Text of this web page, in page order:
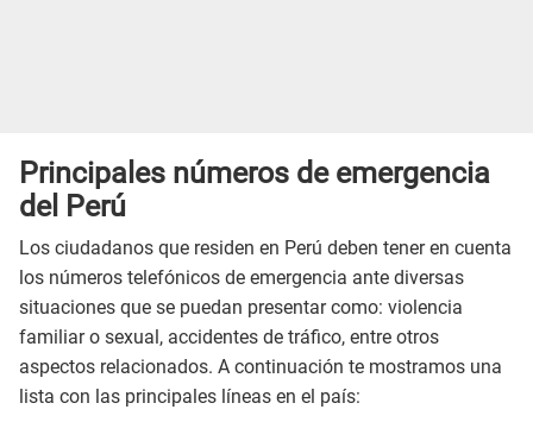
Principales números de emergencia
del Perú
Los ciudadanos que residen en Perú deben tener en cuenta
los números telefónicos de emergencia ante diversas
situaciones que se puedan presentar como: violencia
familiar o sexual, accidentes de tráfico, entre otros
aspectos relacionados. A continuación te mostramos una
lista con las principales líneas en el país: